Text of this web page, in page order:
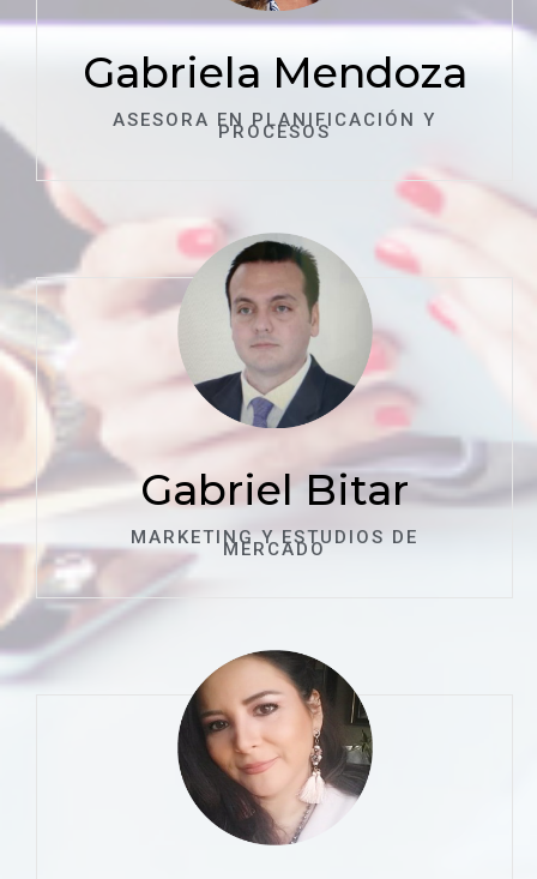
Gabriela Mendoza
ASESORA EN PLANIFICACIÓN Y
PROCESOS
Gabriel Bitar
MARKETING Y ESTUDIOS DE
MERCADO